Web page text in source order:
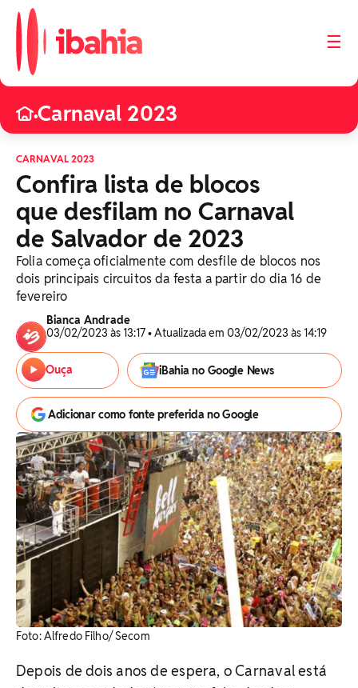
☰
•Carnaval 2023
CARNAVAL 2023
Confira lista de blocos
que desfilam no Carnaval
de Salvador de 2023
Folia começa oficialmente com desfile de blocos nos
dois principais circuitos da festa a partir do dia 16 de
fevereiro
Bianca Andrade
03/02/2023 às 13:17 • Atualizada em 03/02/2023 às 14:19
Ouça iBahia no Google News
Adicionar como fonte preferida no Google
Foto: Alfredo Filho/ Secom
Depois de dois anos de espera, o Carnaval está